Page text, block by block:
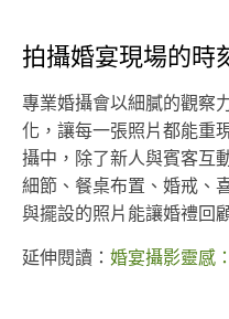
拍攝婚宴現場的時
專業婚攝會以細膩的觀察
化，讓每一張照片都能重
攝中，除了新人與賓客互
細節、餐桌布置、婚戒、
與擺設的照片能讓婚禮回
延伸閱讀： 婚宴攝影靈感